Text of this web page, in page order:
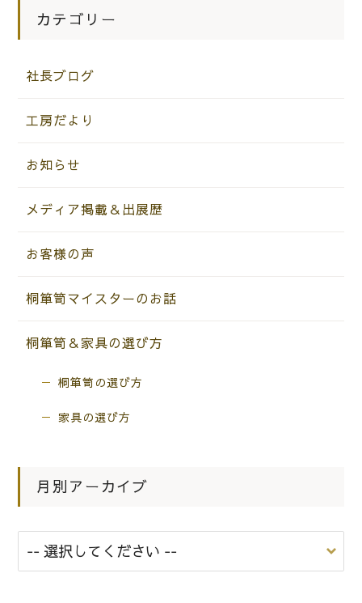
カテゴリー
社長ブログ
工房だより
お知らせ
メディア掲載＆出展歴
お客様の声
桐箪笥マイスターのお話
桐箪笥＆家具の選び方
桐箪笥の選び方
家具の選び方
月別アーカイブ